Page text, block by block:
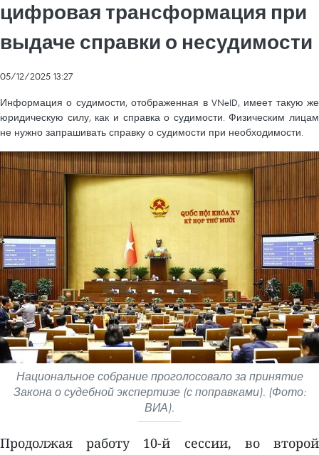
цифровая трансформация при
выдаче справки о несудимости
05/12/2025 13:27
Информация о судимости, отображенная в VNeID, имеет такую ​​же
юридическую силу, как и справка о судимости. Физическим лицам
не нужно запрашивать справку о судимости при необходимости.
Национальное собрание проголосовало за принятие
Закона о судебной экспертизе (с поправками). (Фото:
ВИА).
Продолжая работу 10-й сессии, во второй